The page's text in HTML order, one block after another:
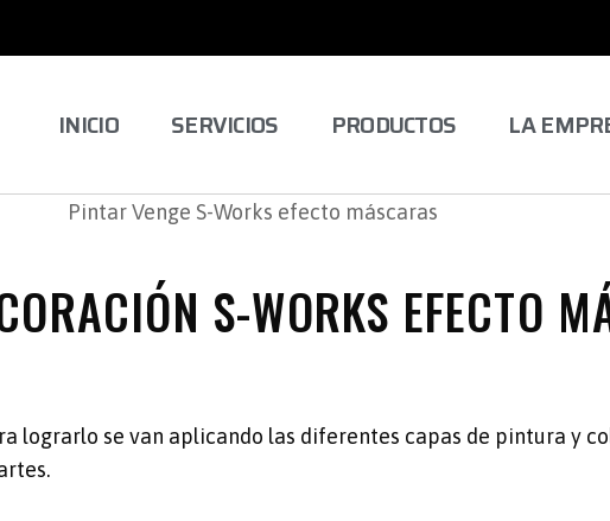
INICIO SERVICIOS PRODUCTOS LA
S-WORKS EFECTO
lograrlo se van aplicando las diferentes capas de pintura y